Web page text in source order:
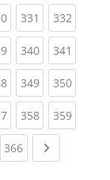
(current)
331 (current)
332
(current)
340(current)
341
(current)
349(current)
350
(current)
358(current)
359
366(current)Next page